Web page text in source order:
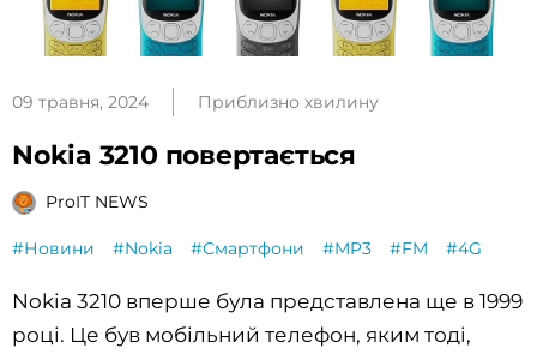
09 травня, 2024 Приблизно хвилину
Nokia 3210 повертається
ProIT NEWS
#Новини #Nokia #Смартфони #MP3 #FM #4G
Nokia 3210 вперше була представлена ​​ще в 1999
році. Це був мобільний телефон, яким тоді,